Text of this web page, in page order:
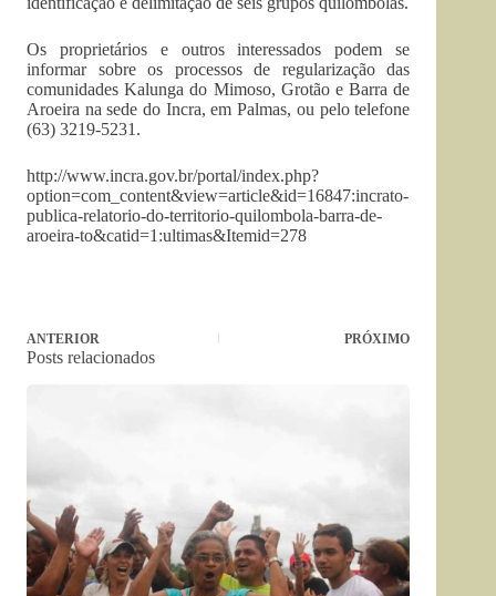
Os proprietários e outros interessados podem se
informar sobre os processos de regularização das
comunidades Kalunga do Mimoso, Grotão e Barra de
Aroeira na sede do Incra, em Palmas, ou pelo telefone
(63) 3219-5231.
http://www.incra.gov.br/portal/index.php?
option=com_content&view=article&id=16847:incrato-
publica-relatorio-do-territorio-quilombola-barra-de-
aroeira-to&catid=1:ultimas&Itemid=278
ANTERIOR PRÓXIMO
Posts relacionados